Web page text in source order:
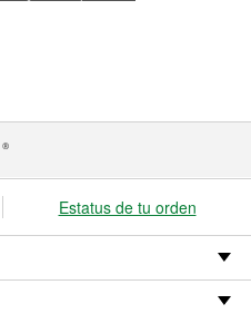
®
Estatus de tu orden